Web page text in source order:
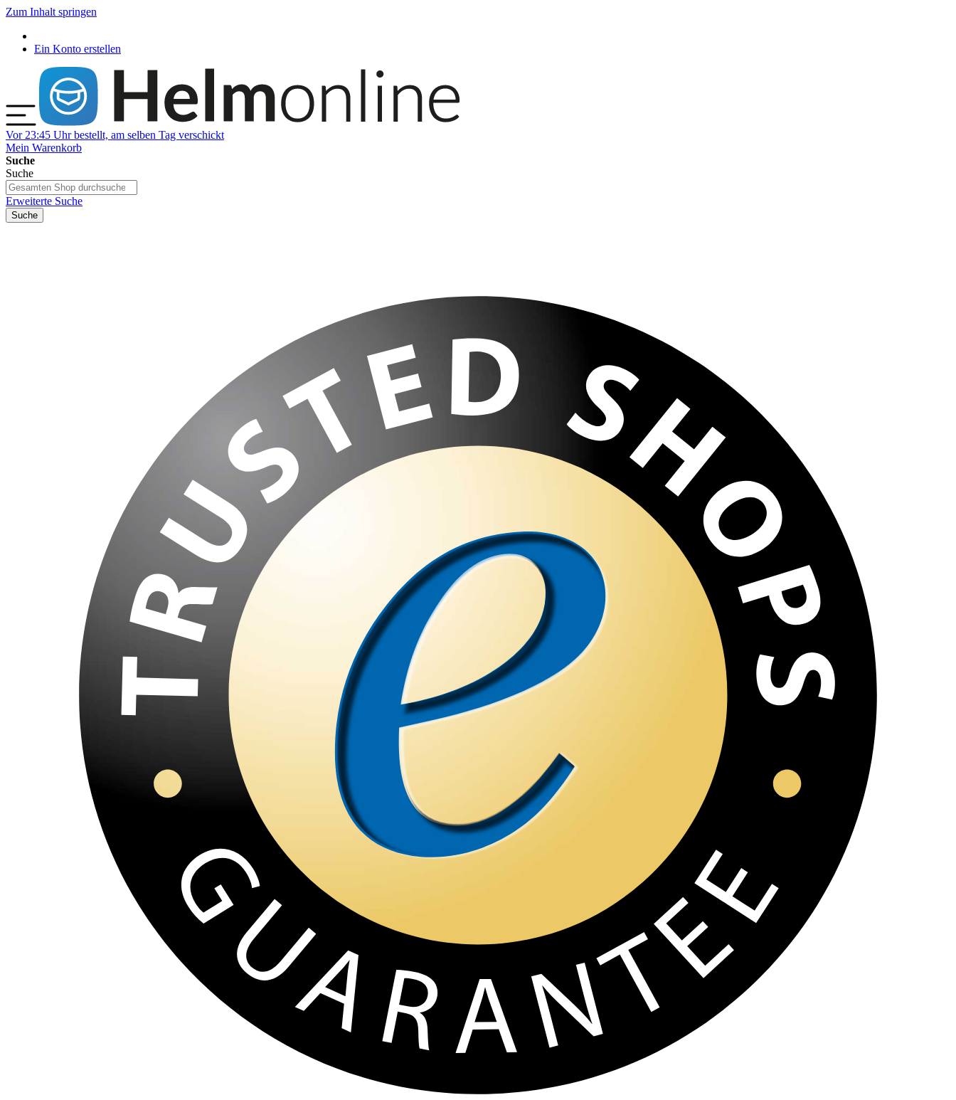
Zum Inhalt springen
Ein Konto erstellen
Vor 23:45 Uhr bestellt, am selben Tag verschickt
Mein Warenkorb
Suche
Suche
Erweiterte Suche
Suche